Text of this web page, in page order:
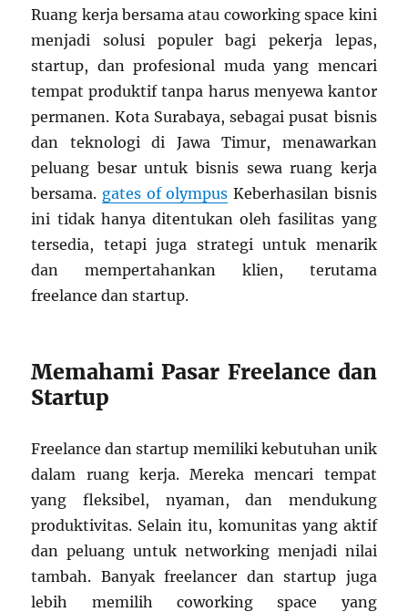
Ruang kerja bersama atau coworking space kini
menjadi solusi populer bagi pekerja lepas,
startup, dan profesional muda yang mencari
tempat produktif tanpa harus menyewa kantor
permanen. Kota Surabaya, sebagai pusat bisnis
dan teknologi di Jawa Timur, menawarkan
peluang besar untuk bisnis sewa ruang kerja
bersama. gates of olympus Keberhasilan bisnis
ini tidak hanya ditentukan oleh fasilitas yang
tersedia, tetapi juga strategi untuk menarik
dan mempertahankan klien, terutama
freelance dan startup.
Memahami Pasar Freelance dan
Startup
Freelance dan startup memiliki kebutuhan unik
dalam ruang kerja. Mereka mencari tempat
yang fleksibel, nyaman, dan mendukung
produktivitas. Selain itu, komunitas yang aktif
dan peluang untuk networking menjadi nilai
tambah. Banyak freelancer dan startup juga
lebih memilih coworking space yang